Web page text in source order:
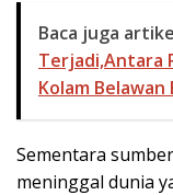
Baca juga
Terjadi,Antara
Kolam Belawan
Sementara
meninggal dunia